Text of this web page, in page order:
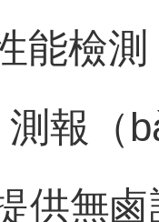
能檢
測報
供無